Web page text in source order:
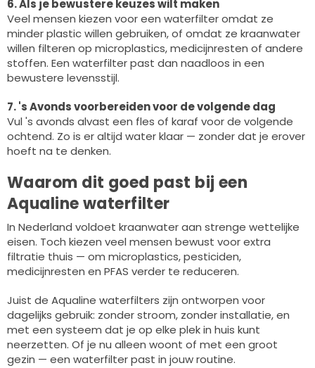
6. Als je bewustere keuzes wilt maken
Veel mensen kiezen voor een waterfilter omdat ze
minder plastic willen gebruiken, of omdat ze kraanwater
willen filteren op microplastics, medicijnresten of andere
stoffen. Een waterfilter past dan naadloos in een
bewustere levensstijl.
7. 's Avonds voorbereiden voor de volgende dag
Vul 's avonds alvast een fles of karaf voor de volgende
ochtend. Zo is er altijd water klaar — zonder dat je erover
hoeft na te denken.
Waarom dit goed past bij een
Aqualine waterfilter
In Nederland voldoet kraanwater aan strenge wettelijke
eisen. Toch kiezen veel mensen bewust voor extra
filtratie thuis — om microplastics, pesticiden,
medicijnresten en PFAS verder te reduceren.
Juist de Aqualine waterfilters zijn ontworpen voor
dagelijks gebruik: zonder stroom, zonder installatie, en
met een systeem dat je op elke plek in huis kunt
neerzetten. Of je nu alleen woont of met een groot
gezin — een waterfilter past in jouw routine.